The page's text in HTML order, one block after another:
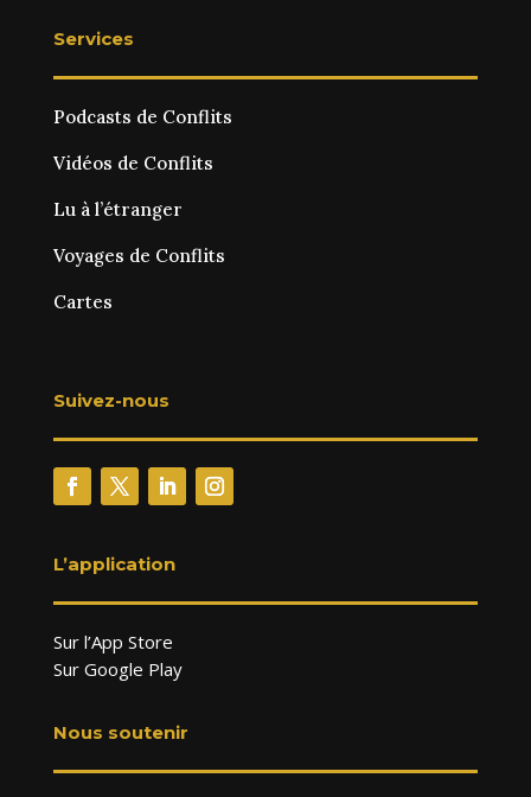
Services
Podcasts de Conflits
Vidéos de Conflits
Lu à l’étranger
Voyages de Conflits
Cartes
Suivez-nous
L’application
Sur l’App Store
Sur Google Play
Nous soutenir